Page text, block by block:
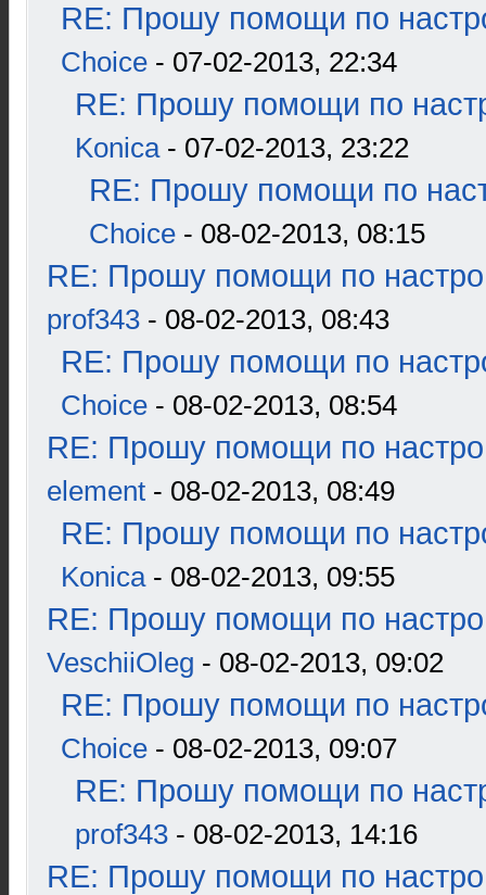
RE: Прошу помощи по
Choice - 07-02-2013, 22:34
RE: Прошу помощи по
Konica- 07-02-2013, 23:22
RE: Прошу помощи по
Choice - 08-02-2013, 08:15
RE: Прошу помощи по
prof343 - 08-02-2013, 08:43
RE: Прошу помощи по
Choice - 08-02-2013, 08:54
RE: Прошу помощи по
element - 08-02-2013, 08:49
RE: Прошу помощи по
Konica- 08-02-2013, 09:55
RE: Прошу помощи по
VeschiiOleg - 08-02-2013, 09:02
RE: Прошу помощи по
Choice - 08-02-2013, 09:07
RE: Прошу помощи по
prof343 - 08-02-2013, 14:16
RE: Прошу помощи по